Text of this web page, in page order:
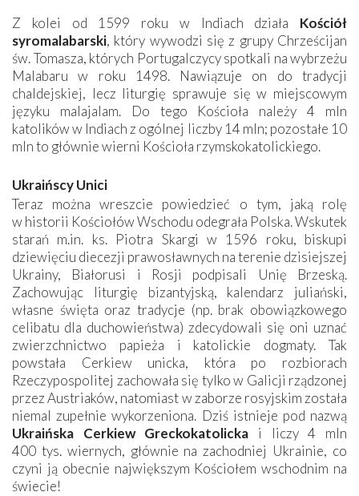
Z kolei od 1599 roku w Indiach działa Kościół
syromalabarski, który wywodzi się z grupy Chrześcijan
św. Tomasza, których Portugalczycy spotkali na wybrzeżu
Malabaru w roku 1498. Nawiązuje on do tradycji
chaldejskiej, lecz liturgię sprawuje się w miejscowym
języku malajalam. Do tego Kościoła należy 4 mln
katolików w Indiach z ogólnej liczby 14 mln; pozostałe 10
mln to głównie wierni Kościoła rzymskokatolickiego.
Ukraińscy Unici
Teraz można wreszcie powiedzieć o tym, jaką rolę
w historii Kościołów Wschodu odegrała Polska. Wskutek
starań m.in. ks. Piotra Skargi w 1596 roku, biskupi
dziewięciu diecezji prawosławnych na terenie dzisiejszej
Ukrainy, Białorusi i Rosji podpisali Unię Brzeską.
Zachowując liturgię bizantyjską, kalendarz juliański,
własne święta oraz tradycje (np. brak obowiązkowego
celibatu dla duchowieństwa) zdecydowali się oni uznać
zwierzchnictwo papieża i katolickie dogmaty. Tak
powstała Cerkiew unicka, która po rozbiorach
Rzeczypospolitej zachowała się ­tylko w ­Galicji ­rządzonej
przez Austriaków, natomiast w zaborze rosyjskim została
niemal zupełnie wykorzeniona. Dziś istnieje pod nazwą
Ukraińska Cerkiew Greckokatolicka i liczy 4 mln
400 tys. wiernych, głównie na zachodniej Ukrainie, co
czyni ją obecnie największym Kościołem wschodnim na
świecie!